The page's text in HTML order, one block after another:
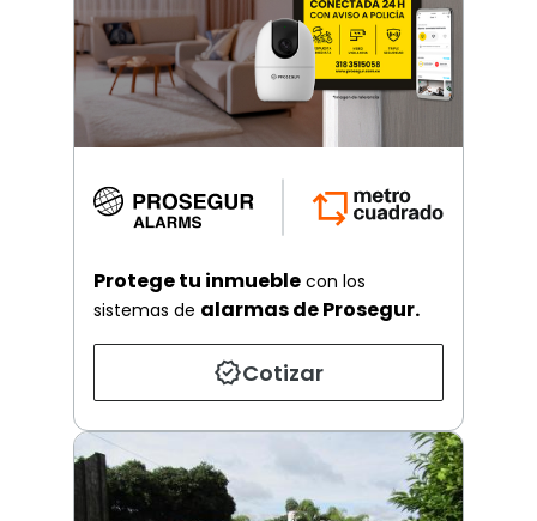
Protege tu inmueble con los
sistemas de alarmas de Prosegur.
Cotizar